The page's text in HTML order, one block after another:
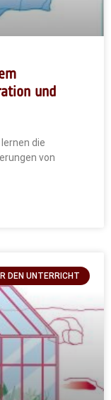
und
die
von
DEN UNTERRICHT